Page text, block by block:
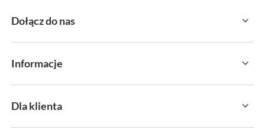
Dołącz do nas
Informacje
Dla klienta